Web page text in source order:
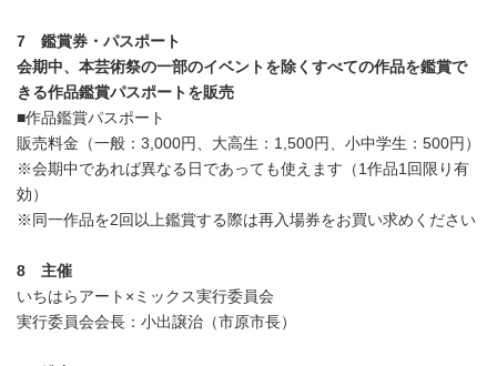
7 鑑賞券・パスポート
会期中、本芸術祭の一部のイベントを除くすべての作品を鑑賞で
きる作品鑑賞パスポー トを販売
■作品鑑賞パスポート
販売料金（一般：3,000円、大高生：1,500円、小中学生：500円）
※会期中であれば異なる日であっても使えます（1作品1回限り有
効）
※同一作品を2回以上鑑賞する際は再入場券をお買い求めください
8 主催
いちはらアート×ミックス実行委員会
実行委員会会長：小出譲治（市原市長）